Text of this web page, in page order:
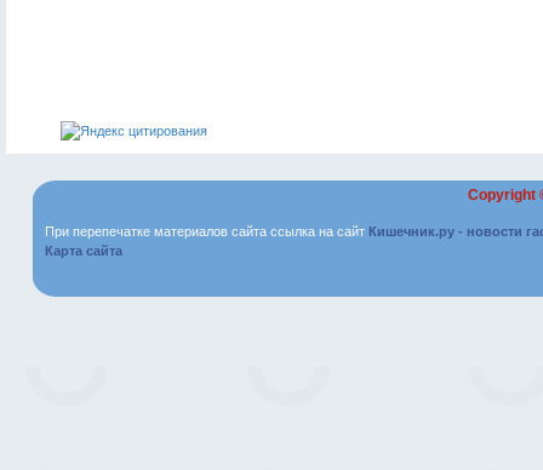
Copyright
При перепечатке материалов сайта ссылка на сайт Кишечник.ру - новости
Карта сайта